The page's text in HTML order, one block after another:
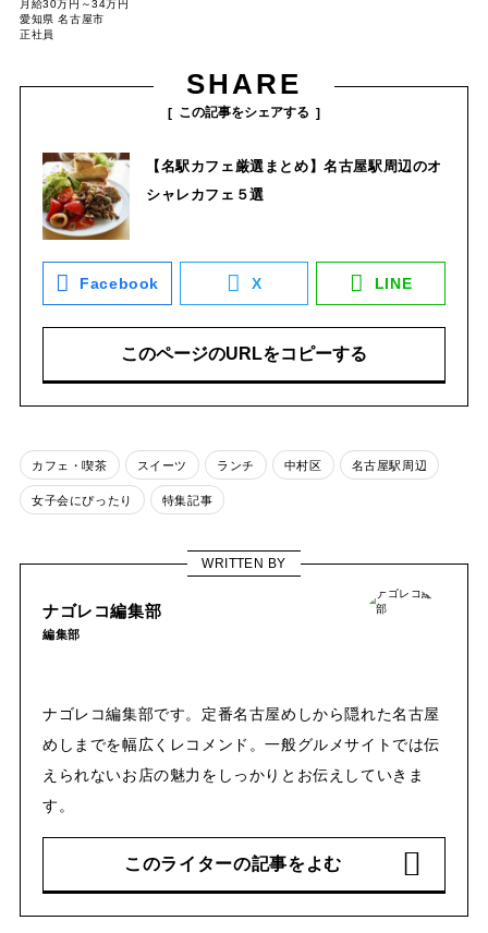
月給30万円～34万円
愛知県 名古屋市
正社員
SHARE
この記事をシェアする
【名駅カフェ厳選まとめ】名古屋駅周辺のオ
シャレカフェ５選
Facebook X LINE
このページのURLをコピーする
カフェ・喫茶 スイーツ ランチ 中村区 名古屋駅周辺
女子会にぴったり 特集記事
WRITTEN BY
ナゴレコ編集部
編集部
ナゴレコ編集部です。定番名古屋めしから隠れた名古屋
めしまでを幅広くレコメンド。一般グルメサイトでは伝
えられないお店の魅力をしっかりとお伝えしていきま
す。
このライターの記事をよむ